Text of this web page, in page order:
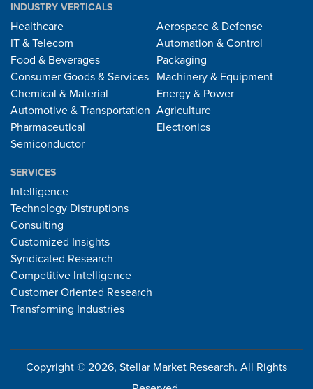
INDUSTRY VERTICALS
Healthcare
IT & Telecom
Food & Beverages
Consumer Goods & Services
Chemical & Material
Automotive & Transportation
Pharmaceutical
Semiconductor
Aerospace & Defense
Automation & Control
Packaging
Machinery & Equipment
Energy & Power
Agriculture
Electronics
SERVICES
Intelligence
Technology Distruptions
Consulting
Customized Insights
Syndicated Research
Competitive Intelligence
Customer Oriented Research
Transforming Industries
Copyright © 2026, Stellar Market Research. All Rights